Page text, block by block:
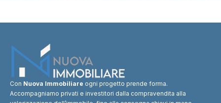
Con Nuova Immobiliare ogni progetto prende forma.
Accompagniamo privati e investitori dalla compravendita alla